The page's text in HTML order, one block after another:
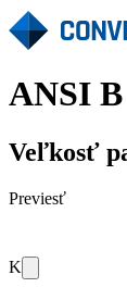
ANSI
Veľkosť
Previesť
K